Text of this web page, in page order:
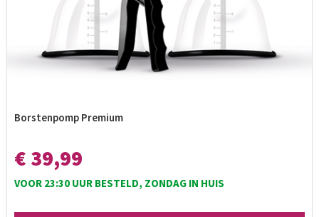
Borstenpomp Premium
€ 39,99
VOOR 23:30 UUR BESTELD, ZONDAG IN HUIS